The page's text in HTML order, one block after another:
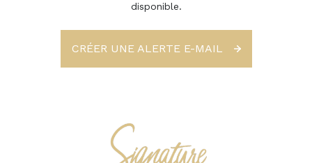
disponible.
CRÉER UNE ALERTE E-MAIL